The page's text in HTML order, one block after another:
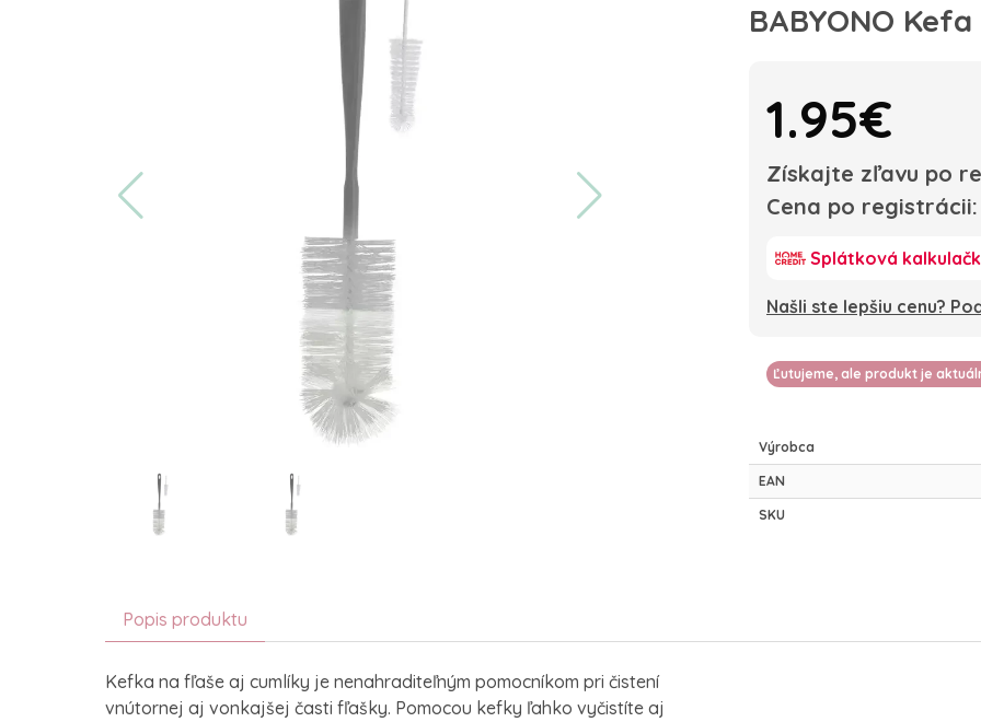
BABYONO
1.95€
Získajte zľavu po
Cena po registrácii:
Splátková
Našli ste lepšiu cenu?
Ľutujeme, ale produkt je
Výrobca
EAN
SKU
Popis produktu
Kefka na fľaše aj cumlíky je nenahraditeľným pomocníkom pri čistení
vnútornej aj vonkajšej časti fľašky. Pomocou kefky ľahko vyčistíte aj